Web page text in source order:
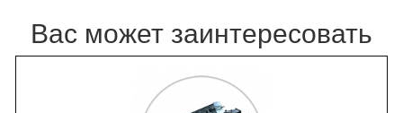
Вас может заинтересовать